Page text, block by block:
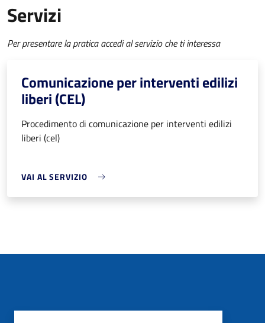
Servizi
Per presentare la pratica accedi al servizio che ti interessa
Comunicazione per interventi edilizi
liberi (CEL)
Procedimento di comunicazione per interventi edilizi
liberi (cel)
VAI AL SERVIZIO